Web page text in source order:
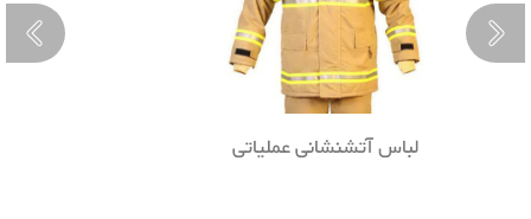
لباس آتشنشانی عملیاتی